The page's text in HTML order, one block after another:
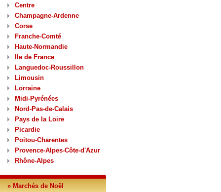
Centre
Champagne-Ardenne
Corse
Franche-Comté
Haute-Normandie
Ile de France
Languedoc-Roussillon
Limousin
Lorraine
Midi-Pyrénées
Nord-Pas-de-Calais
Pays de la Loire
Picardie
Poitou-Charentes
Provence-Alpes-Côte-d'Azur
Rhône-Alpes
» Marchés de Noël